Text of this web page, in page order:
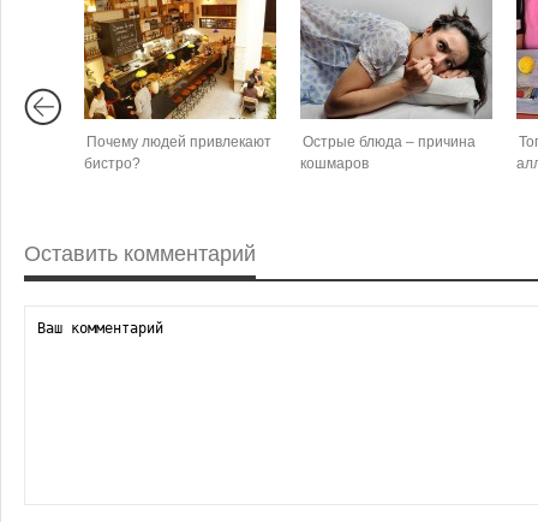
Почему людей привлекают
бистро?
Острые блюда – причина
кошмаров
Оставить комментарий